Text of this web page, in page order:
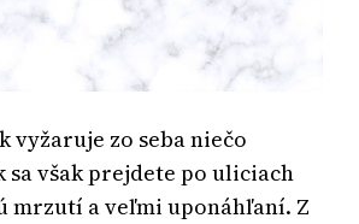
vyžaruje zo seba niečo
sa však prejdete po uliciach
mrzutí a veľmi uponáhľaní. Z